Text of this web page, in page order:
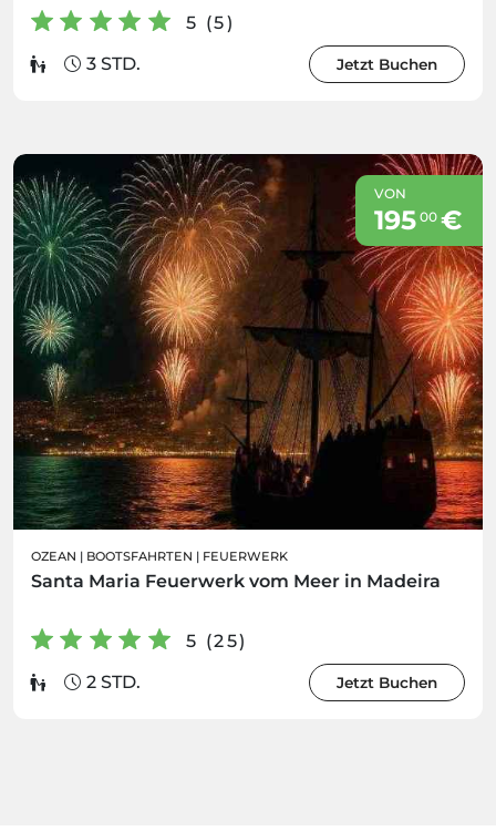
5 (5)
3 STD.
Jetzt Buchen
VON
195 00€
OZEAN | BOOTSFAHRTEN | FEUERWERK
Santa Maria Feuerwerk vom Meer in Madeira
5 (25)
2 STD.
Jetzt Buchen